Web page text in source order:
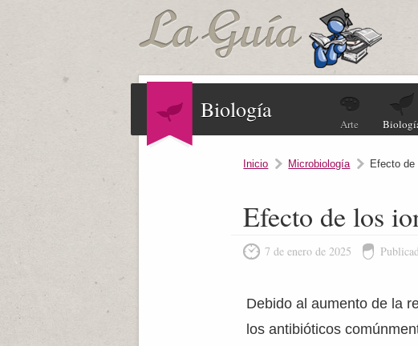
Biología
Arte
Inicio Microbiología Efecto
Efecto de los
7 de enero de 2025
Debido al aumento de la
los antibióticos